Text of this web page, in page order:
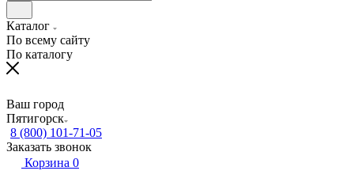
Каталог
По всему сайту
По каталогу
Ваш город
Пятигорск
8 (800) 101-71-05
Заказать звонок
Корзина 0